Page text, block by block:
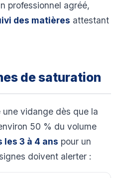
professionnel agréé,
des matières attestant
de saturation
vidange dès que la
50 % du volume
les 3 à 4 ans pour un
doivent alerter :